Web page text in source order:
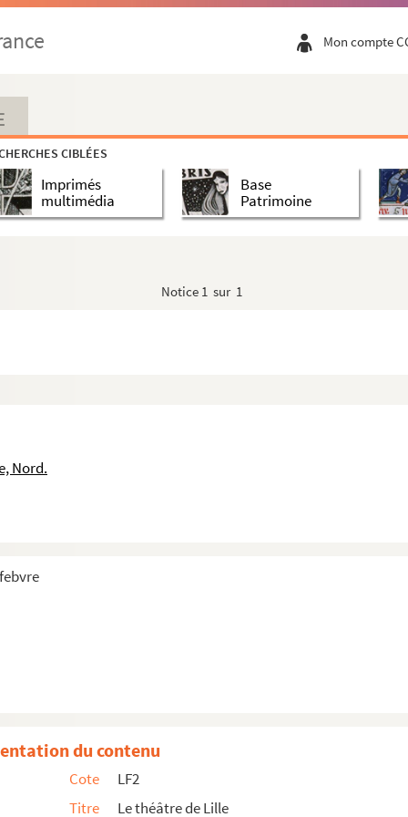
Mon compte
CIBLÉES
Imprimés
multimédia
Base
Patrimoine
Notice 1 sur 1
Nord.
: 1889
du contenu
Cote
LF2
Titre
Le théâtre de Lille